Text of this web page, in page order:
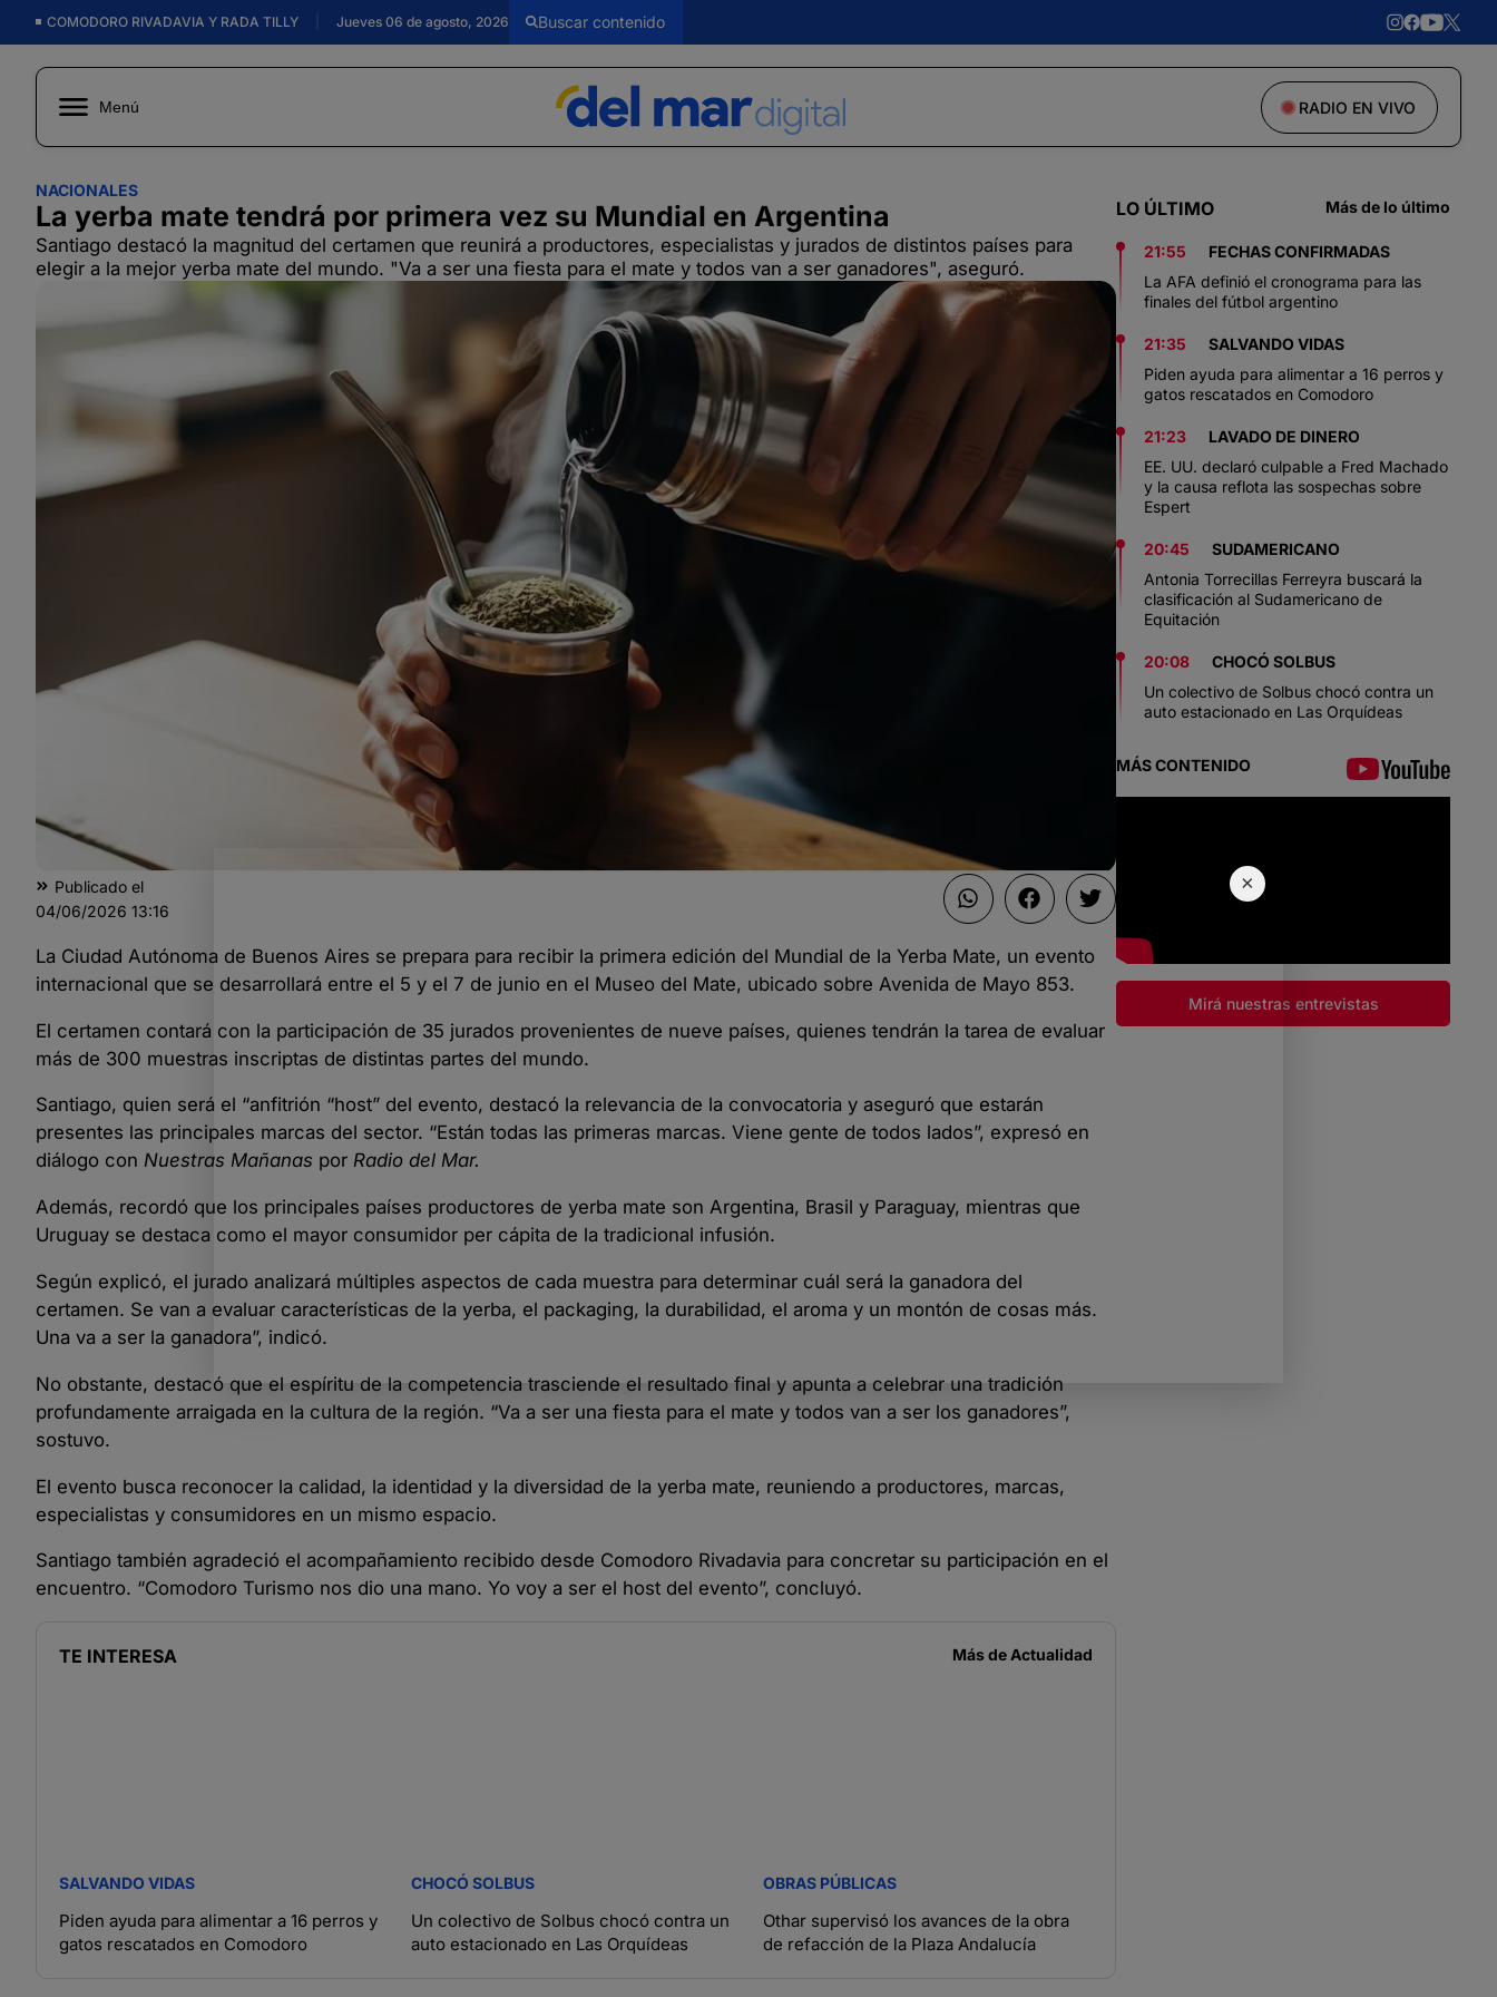
COMODORO RIVADAVIA Y RADA TILLY Jueves 06 de agosto, 2026
Menú RADIO EN VIVO
×
NACIONALES
La yerba mate tendrá por primera vez su Mundial en Argentina
Santiago destacó la magnitud del certamen que reunirá a productores, especialistas y jurados de distintos países para
elegir a la mejor yerba mate del mundo. "Va a ser una fiesta para el mate y todos van a ser ganadores", aseguró.
Publicado el
04/06/2026 13:16
La Ciudad Autónoma de Buenos Aires se prepara para recibir la primera edición del Mundial de la Yerba Mate, un evento
internacional que se desarrollará entre el 5 y el 7 de junio en el Museo del Mate, ubicado sobre Avenida de Mayo 853.
El certamen contará con la participación de 35 jurados provenientes de nueve países, quienes tendrán la tarea de evaluar
más de 300 muestras inscriptas de distintas partes del mundo.
Santiago, quien será el “anfitrión “host” del evento, destacó la relevancia de la convocatoria y aseguró que estarán
presentes las principales marcas del sector. “Están todas las primeras marcas. Viene gente de todos lados”, expresó en
diálogo con Nuestras Mañanas por Radio del Mar.
Además, recordó que los principales países productores de yerba mate son Argentina, Brasil y Paraguay, mientras que
Uruguay se destaca como el mayor consumidor per cápita de la tradicional infusión.
Según explicó, el jurado analizará múltiples aspectos de cada muestra para determinar cuál será la ganadora del
certamen. Se van a evaluar características de la yerba, el packaging, la durabilidad, el aroma y un montón de cosas más.
Una va a ser la ganadora”, indicó.
No obstante, destacó que el espíritu de la competencia trasciende el resultado final y apunta a celebrar una tradición
profundamente arraigada en la cultura de la región. “Va a ser una fiesta para el mate y todos van a ser los ganadores”,
sostuvo.
El evento busca reconocer la calidad, la identidad y la diversidad de la yerba mate, reuniendo a productores, marcas,
especialistas y consumidores en un mismo espacio.
Santiago también agradeció el acompañamiento recibido desde Comodoro Rivadavia para concretar su participación en el
encuentro. “Comodoro Turismo nos dio una mano. Yo voy a ser el host del evento”, concluyó.
TE INTERESA Más de Actualidad
SALVANDO VIDAS
Piden ayuda para alimentar a 16 perros y
gatos rescatados en Comodoro
CHOCÓ SOLBUS
Un colectivo de Solbus chocó contra un
auto estacionado en Las Orquídeas
OBRAS PÚBLICAS
Othar supervisó los avances de la obra
de refacción de la Plaza Andalucía
LO ÚLTIMO Más de lo último
21:55
FECHAS CONFIRMADAS
La AFA definió el cronograma para las
finales del fútbol argentino
21:35
SALVANDO VIDAS
Piden ayuda para alimentar a 16 perros y
gatos rescatados en Comodoro
21:23
LAVADO DE DINERO
EE. UU. declaró culpable a Fred Machado
y la causa reflota las sospechas sobre
Espert
20:45
SUDAMERICANO
Antonia Torrecillas Ferreyra buscará la
clasificación al Sudamericano de
Equitación
20:08
CHOCÓ SOLBUS
Un colectivo de Solbus chocó contra un
auto estacionado en Las Orquídeas
MÁS CONTENIDO
Mirá nuestras entrevistas